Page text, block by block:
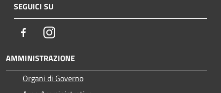
SEGUICI SU
FacebookInstagram
AMMINISTRAZIONE
Organi di Governo